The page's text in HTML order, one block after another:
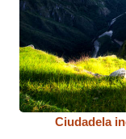
Ciudadela